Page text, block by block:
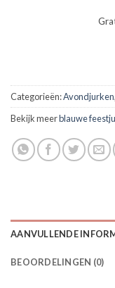
Categorieën:Avondjurken,
Bekijk meerblauwe
AANVULLENDE
BEOORDELINGEN (0)